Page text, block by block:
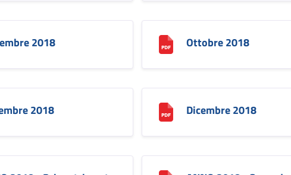
2018 Ottobre 2018
2018 Dicembre 2018